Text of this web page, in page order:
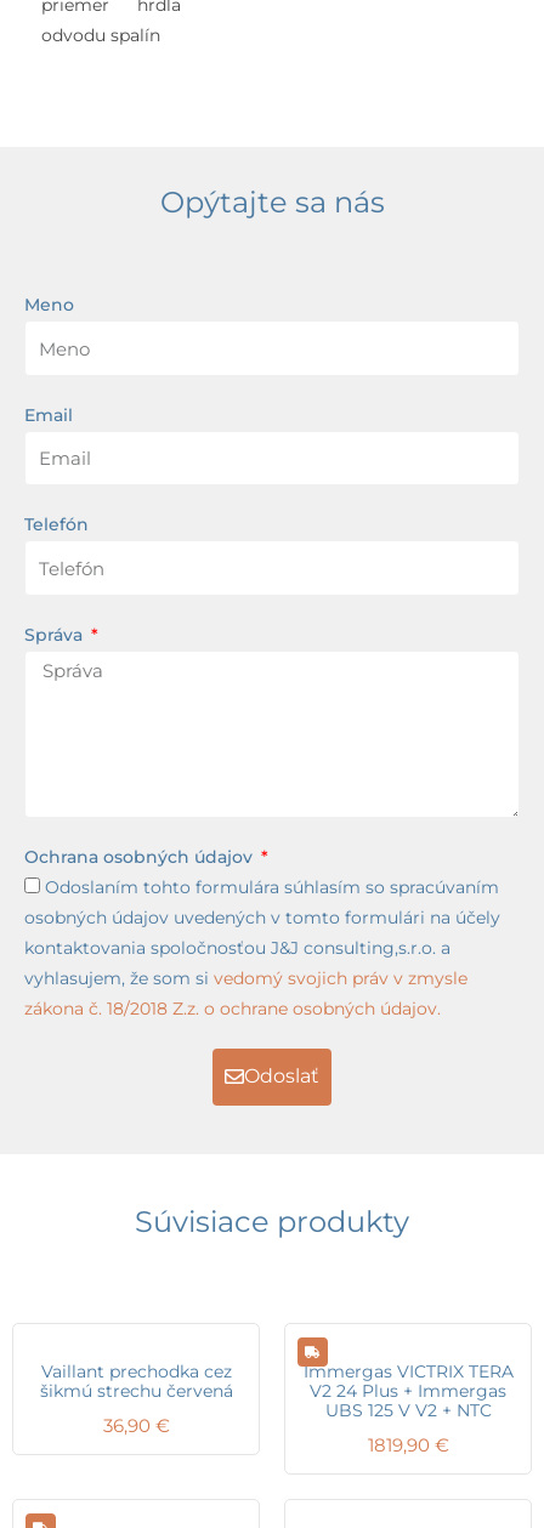
priemer hrdla
odvodu spalín
Opýtajte sa nás
Meno
Email
Telefón
Správa
Ochrana osobných údajov
Odoslaním tohto formulára súhlasím so spracúvaním
osobných údajov uvedených v tomto formulári na účely
kontaktovania spoločnosťou J&J consulting,s.r.o. a
vyhlasujem, že som si vedomý svojich práv v zmysle
zákona č. 18/2018 Z.z. o ochrane osobných údajov.
Odoslať
Súvisiace produkty
Vaillant prechodka cez
šikmú strechu červená
36,90 €
Immergas VICTRIX TERA
V2 24 Plus + Immergas
UBS 125 V V2 + NTC
1819,90 €